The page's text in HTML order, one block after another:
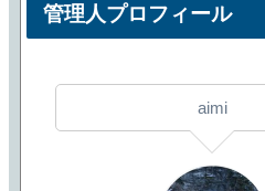
管理人プロフィール
aimi